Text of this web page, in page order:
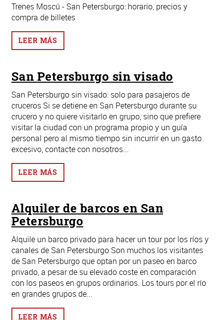
Trenes Moscú - San Petersburgo: horario, precios y
compra de billetes
LEER MÁS
San Petersburgo sin visado
San Petersburgo sin visado: solo para pasajeros de
cruceros Si se detiene en San Petersburgo durante su
crucero y no quiere visitarlo en grupo, sino que prefiere
visitar la ciudad con un programa propio y un guía
personal pero al mismo tiempo sin incurrir en un gasto
excesivo, contacte con nosotros...
LEER MÁS
Alquiler de barcos en San
Petersburgo
Alquile un barco privado para hacer un tour por los ríos y
canales de San Petersburgo Son muchos los visitantes
de San Petersburgo que optan por un paseo en barco
privado, a pesar de su elevado coste en comparación
con los paseos en grupos ordinarios. Los tours por el río
en grandes grupos de...
LEER MÁS